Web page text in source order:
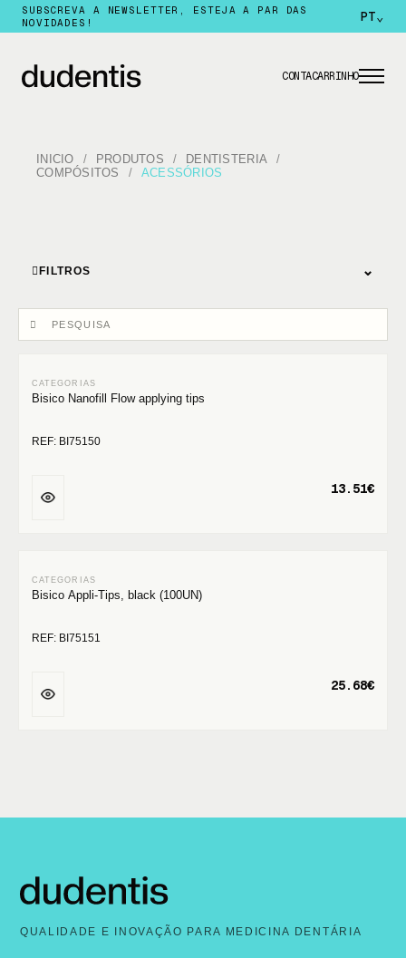
SUBSCREVA A NEWSLETTER, ESTEJA A PAR DAS
NOVIDADES!
PT⌄
CONTACARRINHO
INICIO PRODUTOS
DENTISTERIA
COMPÓSITOS
ACESSÓRIOS
FILTROS ⌄
Bisico Nanofill Flow applying tips
REF: BI75150
13.51€
Bisico Appli-Tips, black (100UN)
REF: BI75151
25.68€
QUALIDADE E INOVAÇÃO PARA MEDICINA DENTÁRIA